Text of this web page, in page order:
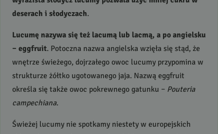
deserach i słodyczach.
Lucumę nazywa się też lacumą lub lacmą, a po angielsku
– eggfruit. Potoczna nazwa angielska wzięła się stąd, że
wnętrze świeżego, dojrzałego owoc lucumy przypomina w
strukturze żółtko ugotowanego jaja. Nazwą eggfruit
określa się także owoc pokrewnego gatunku – Pouteria
campechiana.
Świeżej lucumy nie spotkamy niestety w europejskich